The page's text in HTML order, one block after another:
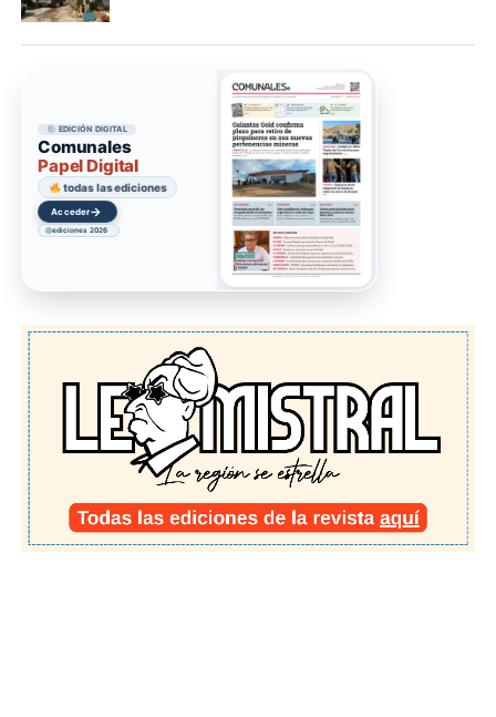
EDICIÓN DIGITAL
Comunales
Papel Digital
todas las ediciones
Acceder→
ediciones 2026